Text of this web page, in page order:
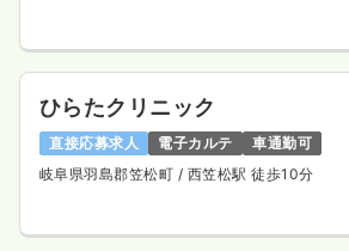
ひらたクリニック
直接応募求人 電子カルテ
車通勤可
岐阜県羽島郡笠松町 / 西笠松駅 徒歩10分